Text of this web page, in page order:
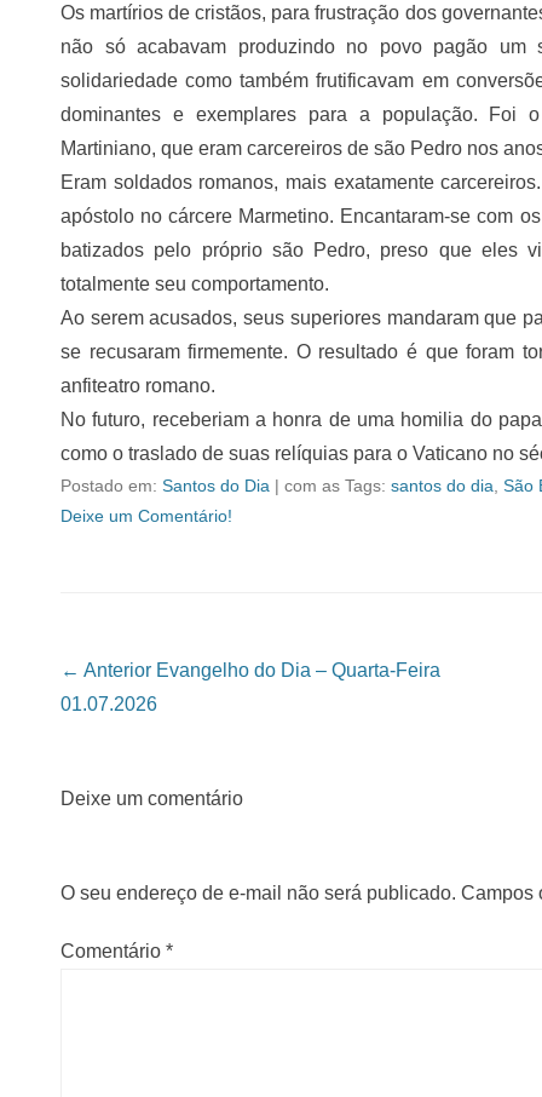
Os martírios de cristãos, para frustração dos
não só acabavam produzindo no povo pagão um
solidariedade como também frutificavam em
dominantes e exemplares para a população. Foi
Martiniano, que eram carcereiros de são Pedro nos
Eram soldados romanos, mais exatamente
apóstolo no cárcere Marmetino. Encantaram-se com
batizados pelo próprio são Pedro, preso que eles
totalmente seu comportamento.
Ao serem acusados, seus superiores mandaram que
se recusaram firmemente. O resultado é que foram
anfiteatro romano.
No futuro, receberiam a honra de uma homilia do
como o traslado de suas relíquias para o Vaticano no
Postado em: Santos do Dia | com as Tags: santos do dia São
Deixe um Comentário!
Navegação das Postagens
← Anterior Evangelho do Dia – Quarta-Feira
01.07.2026
Deixe um comentário
O seu endereço de e-mail não será publicado. Campos
Comentário *